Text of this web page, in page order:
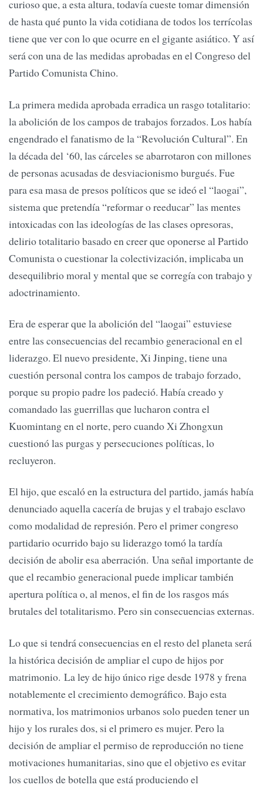
curioso que, a esta altura, todavía cueste tomar dimensión
de hasta qué punto la vida cotidiana de todos los terrícolas
tiene que ver con lo que ocurre en el gigante asiático. Y así
será con una de las medidas aprobadas en el Congreso del
Partido Comunista Chino.
La primera medida aprobada erradica un rasgo totalitario:
la abolición de los campos de trabajos forzados. Los había
engendrado el fanatismo de la “Revolución Cultural”. En
la década del ‘60, las cárceles se abarrotaron con millones
de personas acusadas de desviacionismo burgués. Fue
para esa masa de presos políticos que se ideó el “laogai”,
sistema que pretendía “reformar o reeducar” las mentes
intoxicadas con las ideologías de las clases opresoras,
delirio totalitario basado en creer que oponerse al Partido
Comunista o cuestionar la colectivización, implicaba un
desequilibrio moral y mental que se corregía con trabajo y
adoctrinamiento.
Era de esperar que la abolición del “laogai” estuviese
entre las consecuencias del recambio generacional en el
liderazgo. El nuevo presidente, Xi Jinping, tiene una
cuestión personal contra los campos de trabajo forzado,
porque su propio padre los padeció. Había creado y
comandado las guerrillas que lucharon contra el
Kuomintang en el norte, pero cuando Xi Zhongxun
cuestionó las purgas y persecuciones políticas, lo
recluyeron.
El hijo, que escaló en la estructura del partido, jamás había
denunciado aquella cacería de brujas y el trabajo esclavo
como modalidad de represión. Pero el primer congreso
partidario ocurrido bajo su liderazgo tomó la tardía
decisión de abolir esa aberración. Una señal importante de
que el recambio generacional puede implicar también
apertura política o, al menos, el fin de los rasgos más
brutales del totalitarismo. Pero sin consecuencias externas.
Lo que si tendrá consecuencias en el resto del planeta será
la histórica decisión de ampliar el cupo de hijos por
matrimonio. La ley de hijo único rige desde 1978 y frena
notablemente el crecimiento demográfico. Bajo esta
normativa, los matrimonios urbanos solo pueden tener un
hijo y los rurales dos, si el primero es mujer. Pero la
decisión de ampliar el permiso de reproducción no tiene
motivaciones humanitarias, sino que el objetivo es evitar
los cuellos de botella que está produciendo el